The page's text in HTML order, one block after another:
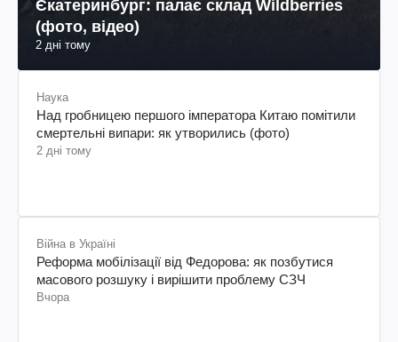
Єкатеринбург: палає склад Wildberries
(фото, відео)
2 дні тому
Наука
Над гробницею першого імператора Китаю помітили
смертельні випари: як утворились (фото)
2 дні тому
Війна в Україні
Реформа мобілізації від Федорова: як позбутися
масового розшуку і вирішити проблему СЗЧ
Вчора